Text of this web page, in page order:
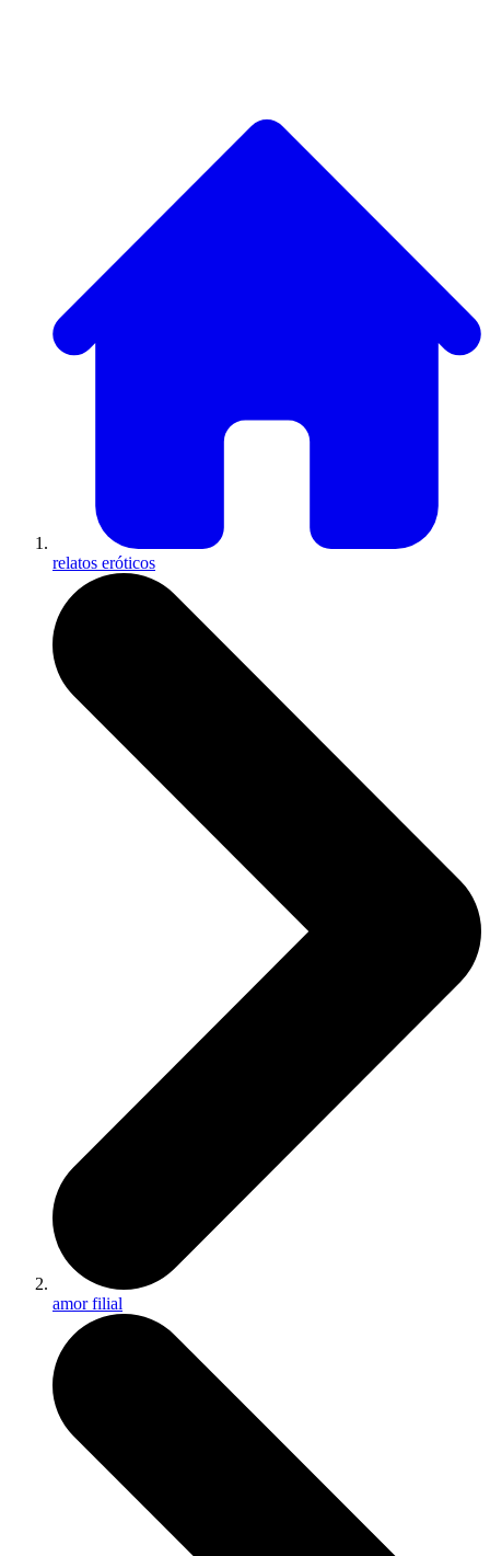
relatos eróticos
amor filial